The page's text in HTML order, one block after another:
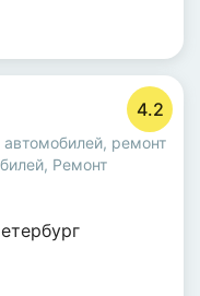
4.2
, ремонт
, Ремонт